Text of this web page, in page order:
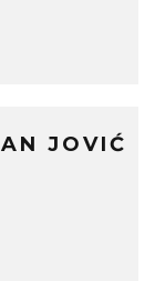
JOVIĆ